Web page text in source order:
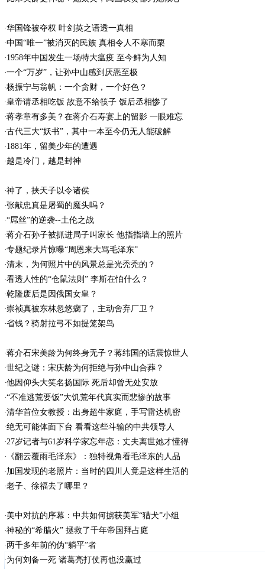
华国锋被夺权 叶剑英之语透一真相
中国“唯一”被消灭的民族 真相令人不寒而栗
1958年中国发生一场特大瘟疫 至今鲜为人知
一个“万岁”，让孙中山感到厌恶至极
杨振宁与翁帆：一个贪财，一个好色？
皇帝请丞相吃饭 故意不给筷子 饭后丞相惨了
蒋孝章有多美？在蒋介石寿宴上的留影 一眼难忘
古代三大“妖书”，其中一本至今仍无人能破解
1881年，留美少年的遭遇
越是冷门，越是封神
神了，挟天子以令诸侯
张献忠真是屠蜀的魔头吗？
“屌丝”的逆袭--土伦之战
蒋介石孙子被抓进局子叫家长 他指指墙上的照片
专题纪录片惊曝“周恩来大骂毛泽东”
清末，为何照片中的风景总是光秃秃的？
看透人性的“仓鼠法则” 李斯在怕什么？
乾隆废后是因俄国女皇？
崇祯真被东林忽悠瘸了，主动舍弃厂卫？
省钱？骑射拉弓不如提笼架鸟
蒋介石宋美龄为何终身无子？蒋纬国的话震惊世人
世纪之谜：宋庆龄为何拒绝与孙中山合葬？
他因仰头大笑名扬国际 死后却曾无处安放
“不准逃荒要饭”大饥荒年代真实而悲惨的故事
清华首位女教授：出身超牛家庭，手写雷达机密
绝无可能体面下台 看看这些斗输的中共领导人
27岁记者与61岁科学家忘年恋：丈夫离世她才懂得
《翻云覆雨毛泽东》：独特视角看毛泽东的人品
加国发现的老照片：当时的四川人竟是这样生活的
老子、徐福去了哪里？
美中对抗的序幕：中共如何掳获美军“猎犬”小组
神秘的“希腊火” 拯救了千年帝国拜占庭
两千多年前的伪“躺平”者
为何刘备一死 诸葛亮打仗再也没赢过